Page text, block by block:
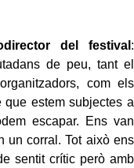
del festival :
de peu, tant el
com els
que estem subjectes a
escapar. Ens van
un corral. Tot això ens
sentit crític però amb